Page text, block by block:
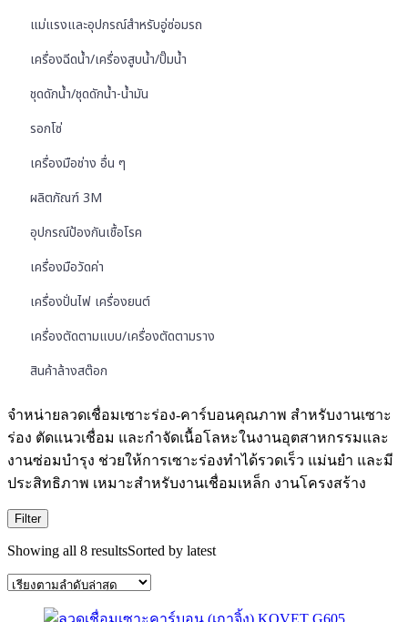
แม่แรงและอุปกรณ์สำหรับอู่ซ่อมรถ
เครื่องฉีดน้ำ/เครื่องสูบน้ำ/ปั๊มน้ำ
ชุดดักน้ำ/ชุดดักน้ำ-น้ำมัน
รอกโซ่
เครื่องมือช่าง อื่น ๆ
ผลิตภัณฑ์ 3M
อุปกรณ์ป้องกันเชื้อโรค
เครื่องมือวัดค่า
เครื่องปั่นไฟ เครื่องยนต์
เครื่องตัดตามแบบ/เครื่องตัดตามราง
สินค้าล้างสต๊อก
จำหน่ายลวดเชื่อมเซาะร่อง-คาร์บอนคุณภาพ สำหรับงานเซาะ
ร่อง ตัดแนวเชื่อม และกำจัดเนื้อโลหะในงานอุตสาหกรรมและ
งานซ่อมบำรุง ช่วยให้การเซาะร่องทำได้รวดเร็ว แม่นยำ และมี
ประสิทธิภาพ เหมาะสำหรับงานเชื่อมเหล็ก งานโครงสร้าง
Filter
Showing all 8 resultsSorted by latest